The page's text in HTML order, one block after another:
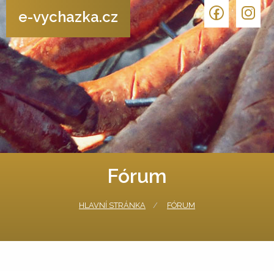
e-vychazka.cz
Fórum
HLAVNÍ STRÁNKA FÓRUM